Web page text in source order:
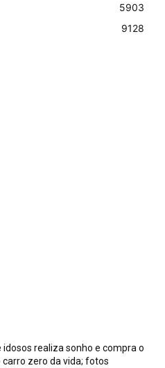
5903
9128
idosos realiza sonho e compra o
carro zero da vida; fotos